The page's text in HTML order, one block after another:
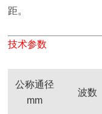
距。
技术参数
公称通径
mm
波数